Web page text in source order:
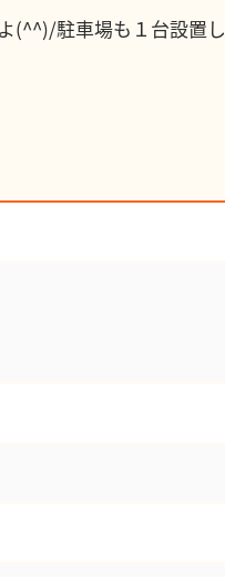
(^^)/駐車場も１台設置し